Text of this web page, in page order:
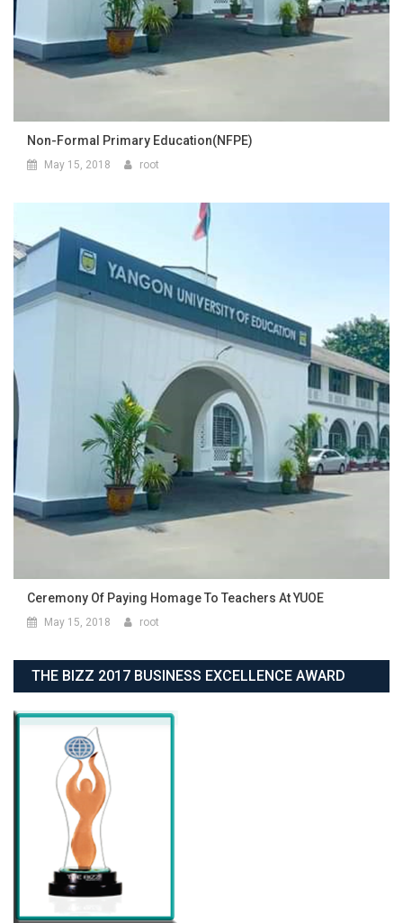
Non-Formal Primary Education(NFPE)
May 15, 2018 root
Ceremony Of Paying Homage To Teachers At YUOE
May 15, 2018 root
THE BIZZ 2017 BUSINESS EXCELLENCE AWARD